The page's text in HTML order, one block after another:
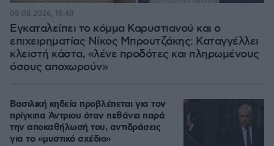
Εγκαταλείπει το κόμμα Καρυστιανού και ο
επιχειρηματίας Νίκος Μπρουτζάκης: Καταγγέλλει
κλειστή κάστα, «λένε προδότες και πληρωμένους
όσους αποχωρούν»
08.08.2026, 18:48
Βασιλική κηδεία προβλέπεται για τον
πρίγκιπα Άντριου όταν πεθάνει παρά
την αποκαθήλωσή του, αντιδράσεις
για το «μυστικό σχέδιο»